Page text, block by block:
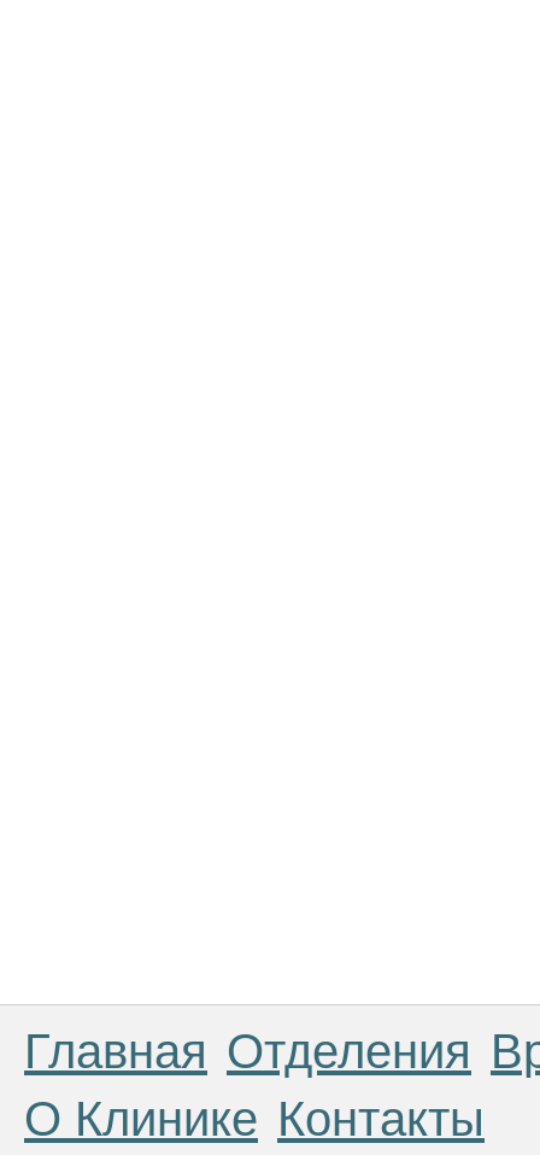
Главная Отделения
О Клинике Контакты